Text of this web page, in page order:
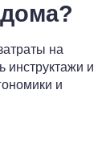
на
инструктажи и
и